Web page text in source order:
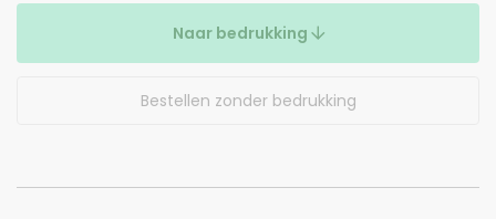
Naar bedrukking
Bestellen zonder bedrukking